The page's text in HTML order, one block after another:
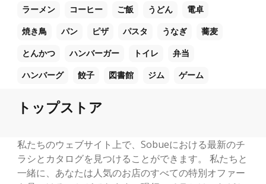
ラーメン コーヒー ご飯 うどん 電卓
焼き鳥 パン ピザ パスタ うなぎ 蕎麦
とんかつ ハンバーガー トイレ 弁当
ハンバーグ 餃子 図書館 ジム ゲーム
トップストア
私たちのウェブサイト上で、Sobueにおける最新のチ
ラシとカタログを見つけることができます。 私たちと
一緒に、あなたは人気のお店のすべての特別オファー